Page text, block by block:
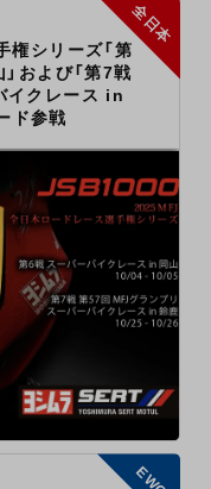
シリーズ「第
および「第7戦
イクレース in
ド参戦
全日本